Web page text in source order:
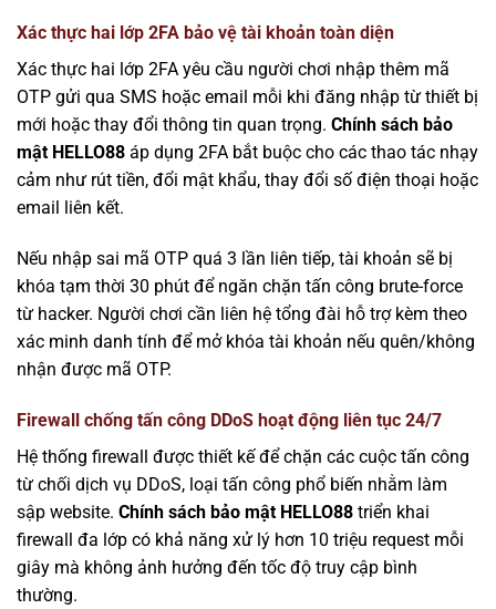
Xác thực hai lớp 2FA bảo vệ tài khoản toàn diện
Xác thực hai lớp 2FA yêu cầu người chơi nhập thêm mã
OTP gửi qua SMS hoặc email mỗi khi đăng nhập từ thiết bị
mới hoặc thay đổi thông tin quan trọng. Chính sách bảo
mật HELLO88 áp dụng 2FA bắt buộc cho các thao tác nhạy
cảm như rút tiền, đổi mật khẩu, thay đổi số điện thoại hoặc
email liên kết.
Nếu nhập sai mã OTP quá 3 lần liên tiếp, tài khoản sẽ bị
khóa tạm thời 30 phút để ngăn chặn tấn công brute-force
từ hacker. Người chơi cần liên hệ tổng đài hỗ trợ kèm theo
xác minh danh tính để mở khóa tài khoản nếu quên/không
nhận được mã OTP.
Firewall chống tấn công DDoS hoạt động liên tục 24/7
Hệ thống firewall được thiết kế để chặn các cuộc tấn công
từ chối dịch vụ DDoS, loại tấn công phổ biến nhằm làm
sập website. Chính sách bảo mật HELLO88 triển khai
firewall đa lớp có khả năng xử lý hơn 10 triệu request mỗi
giây mà không ảnh hưởng đến tốc độ truy cập bình
thường.